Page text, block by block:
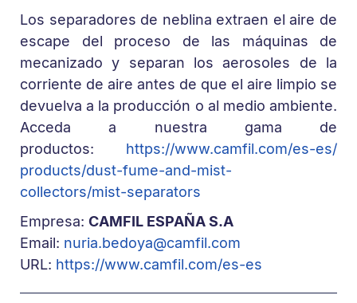
Los separadores de neblina extraen el aire de
escape del proceso de las máquinas de
mecanizado y separan los aerosoles de la
corriente de aire antes de que el aire limpio se
devuelva a la producción o al medio ambiente.
Acceda a nuestra gama de
productos: https://www.camfil.com/es-es/
products/dust-fume-and-mist-
collectors/mist-separators
Empresa: CAMFIL ESPAÑA S.A
Email: nuria.bedoya@camfil.com
URL: https://www.camfil.com/es-es